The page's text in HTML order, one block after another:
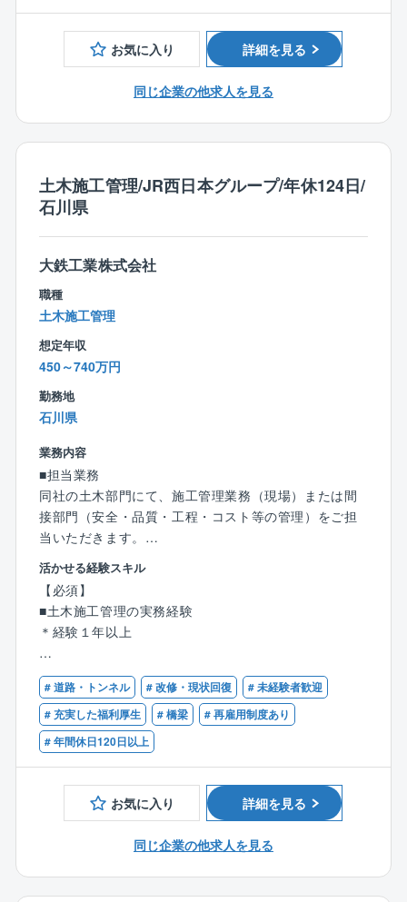
しています。
【同社について】
■公共インフラ分野を牽引するリーディングカンパニー
社会的影響力の大きいプロジェクトに携わることがで
きます。
■豊富な実績に裏付けられた高い信頼性
全国規模で多数の公共案件を手がけてきた実績があ
り、安定した受注と継続的な成長を実現しています。
（3）工事監督支援
工事図面・施工状況の確認、関係機関との調整資料作
成、段階確認、変更対応、完了検査立会等の支援
※ご経験に応じてお任せ致します。
【業務の特徴】
■発注者側の立場で事業全体を俯瞰できる
■設計、積算、施工管理経験を幅広く活かせる
■無理な出張の少ない、地域密着型の働き方
【働き方について】
（1） 官公庁案件中心だからこその「安定した働き
方」
■土日祝休み、残業月平均30時間
■急な方針転換や過度な納期逼迫が起きにくい
■長期スパンのプロジェクトが多く、先を見通した働き
方が可能
■景気変動の影響を受けにくく、安定した就業環境
（2）ワークライフバランスを意識した就業環境
■公共性の高い仕事でありながら、「無理のない働き方
を重視する社風」
■長時間労働を前提としない案件設計
■プライベートとの両立を意識した働き方が可能
【社風/文化について】
技術者一人ひとりの専門性を尊重し、長期的な育成を
重視。中途入社者も多く、施工管理経験者が多数活躍
しています。
【同社について】
■公共インフラ分野を牽引するリーディングカンパニー
官公庁向けインフラ事業において長年の実績と信頼を
築き、業界を代表する存在として社会基盤を支えてい
ます。リーディングカンパニーならではの大規模かつ
社会的影響力の大きいプロジェクトに携わることがで
お気に入り 詳細を見る
同じ企業の他求人を見る
土木施工管理/JR西日本グループ/年休124日/
石川県
大鉄工業株式会社
職種
土木施工管理
想定年収
450～740万円
勤務地
石川県
業務内容
■担当業務
同社の土木部門にて、施工管理業務（現場）または間
接部門（安全・品質・工程・コスト等の管理）をご担
当いただきます。
■工事内容
・エリア：近畿地方が大半※関西・北陸エリアの順に多
い
・鉄道関連工事：建設工事（線路交差工事、高架橋、
新駅等）
・メンテナンス工事
（耐震補強、老朽化対策（鋼・鉄筋コンクリート構
造）、斜面防災等）
・公共工事…シールド、道路新設・改良、河川改修等
・民間工事…NEXCO（一般部、インターチェンジ、ジ
ャンクション等）等
＊JRからの案件が9割を占める為、電車沿いの案件が
＊建設工事に加え、メンテナンス工事も豊富
改修案件で1年程度
活かせる経験スキル
【必須】
■土木施工管理の実務経験
＊経験１年以上
【歓迎】
■1級もしくは2級土木施工管理技士
■土木系の学科を卒業された方
# 道路・トンネル # 改修・現状回復
# 未経験者歓迎
# 充実した福利厚生
# 橋梁
# 再雇用制度あり
# 年間休日120日以上
お気に入り 詳細を見る
同じ企業の他求人を見る